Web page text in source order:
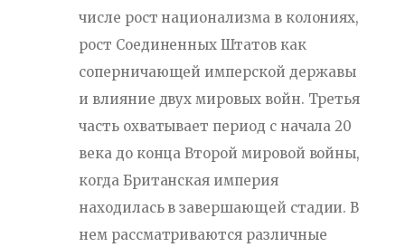
числе рост национализма в колониях,
рост Соединенных Штатов как
соперничающей имперской державы
и влияние двух мировых войн. Третья
часть охватывает период с начала 20
века до конца Второй мировой войны,
когда Британская империя
находилась в завершающей стадии. В
нем рассматриваются различные